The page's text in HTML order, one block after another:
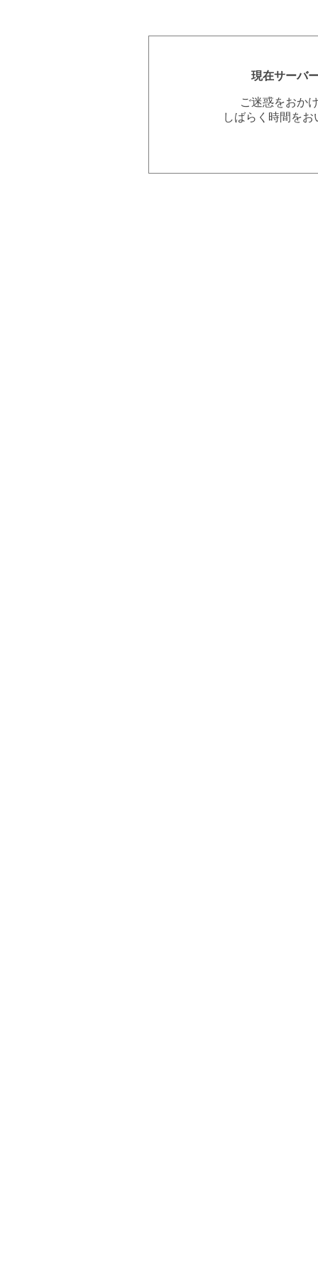
現在サーバ
ご迷惑をおか
しばらく時間を